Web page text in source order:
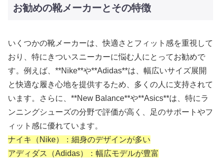
お勧めの靴メーカーとその特徴
いくつかの靴メーカーは、快適さとフィット感を重視して
おり、特にきついスニーカーに悩む人にとってお勧めで
す。例えば、**Nike**や**Adidas**は、幅広いサイズ展開
と快適な履き心地を提供するため、多くの人に支持されて
います。さらに、**New Balance**や**Asics**は、特にラ
ンニングシューズの分野で評価が高く、足のサポートやフ
ィット感に優れています。
ナイキ（Nike）：細身のデザインが多い
アディダス（Adidas）：幅広モデルが豊富